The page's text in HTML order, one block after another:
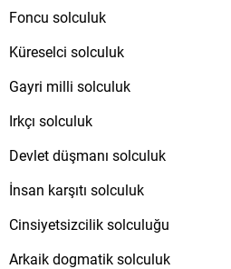
Foncu solculuk
Küreselci solculuk
Gayri milli solculuk
Irkçı solculuk
Devlet düşmanı solculuk
İnsan karşıtı solculuk
Cinsiyetsizcilik solculuğu
Arkaik dogmatik solculuk